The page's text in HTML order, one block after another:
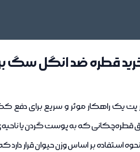
قطره ضد انگل سگ
قطره‌چکانی که به پوست گردن یا
استفاده بر اساس وزن حیوان قرار دارد